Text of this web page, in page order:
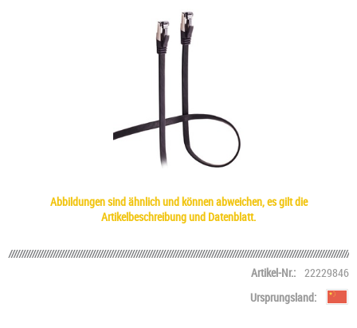
Abbildungen sind ähnlich und können abweichen, es gilt die
Artikelbeschreibung und Datenblatt.
Artikel-Nr.: 22229846
Ursprungsland: